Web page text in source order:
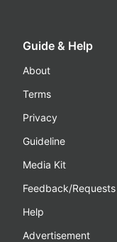
Guide & Help
About
Terms
Privacy
Guideline
Media Kit
Feedback/Requests
Help
Advertisement